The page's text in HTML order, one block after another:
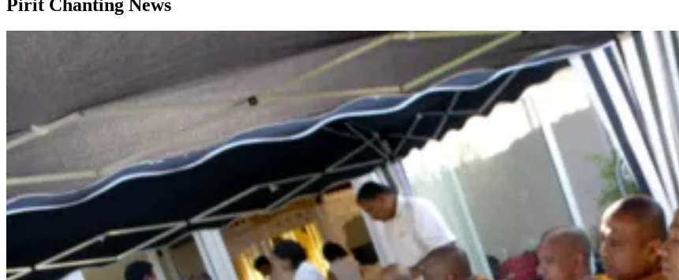
Pirit Chanting News